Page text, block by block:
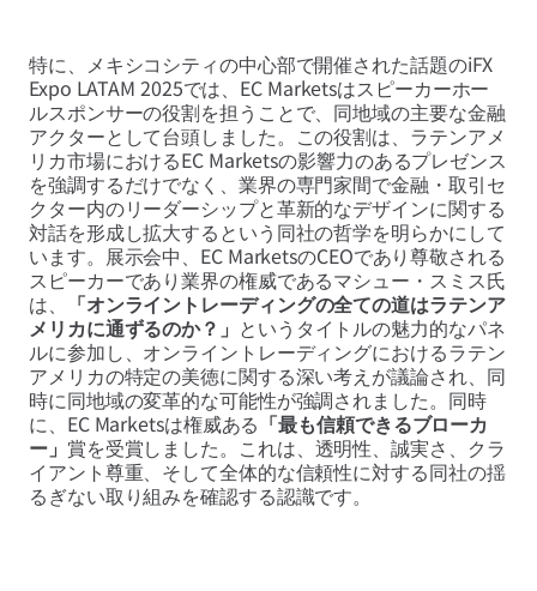
特に、メキシコシティの中心部で開催された話題のiFX
Expo LATAM 2025では、EC Marketsはスピーカーホー
ルスポンサーの役割を担うことで、同地域の主要な金融
アクターとして台頭しました。この役割は、ラテンアメ
リカ市場におけるEC Marketsの影響力のあるプレゼンス
を強調するだけでなく、業界の専門家間で金融・取引セ
クター内のリーダーシップと革新的なデザインに関する
対話を形成し拡大するという同社の哲学を明らかにして
います。展示会中、EC MarketsのCEOであり尊敬される
スピーカーであり業界の権威であるマシュー・スミス氏
は、
「オンライントレーディングの全ての道はラテンア
メリカに通ずるのか？」 というタイトルの魅力的なパネ
ルに参加し、オンライントレーディングにおけるラテン
アメリカの特定の美徳に関する深い考えが議論され、同
時に同地域の変革的な可能性が強調されました。同時
に、EC Marketsは権威ある 「最も信頼できるブローカ
ー」 賞を受賞しました。これは、透明性、誠実さ、クラ
イアント尊重、そして全体的な信頼性に対する同社の揺
るぎない取り組みを確認する認識です。